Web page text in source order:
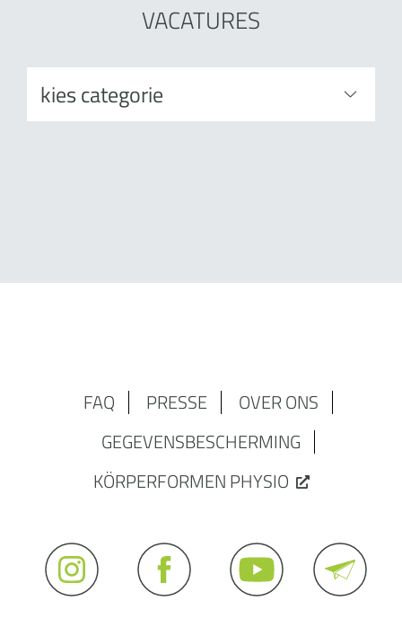
VACATURES
FAQ PRESSE
OVER ONS
GEGEVENSBESCHERMING
KÖRPERFORMEN PHYSIO